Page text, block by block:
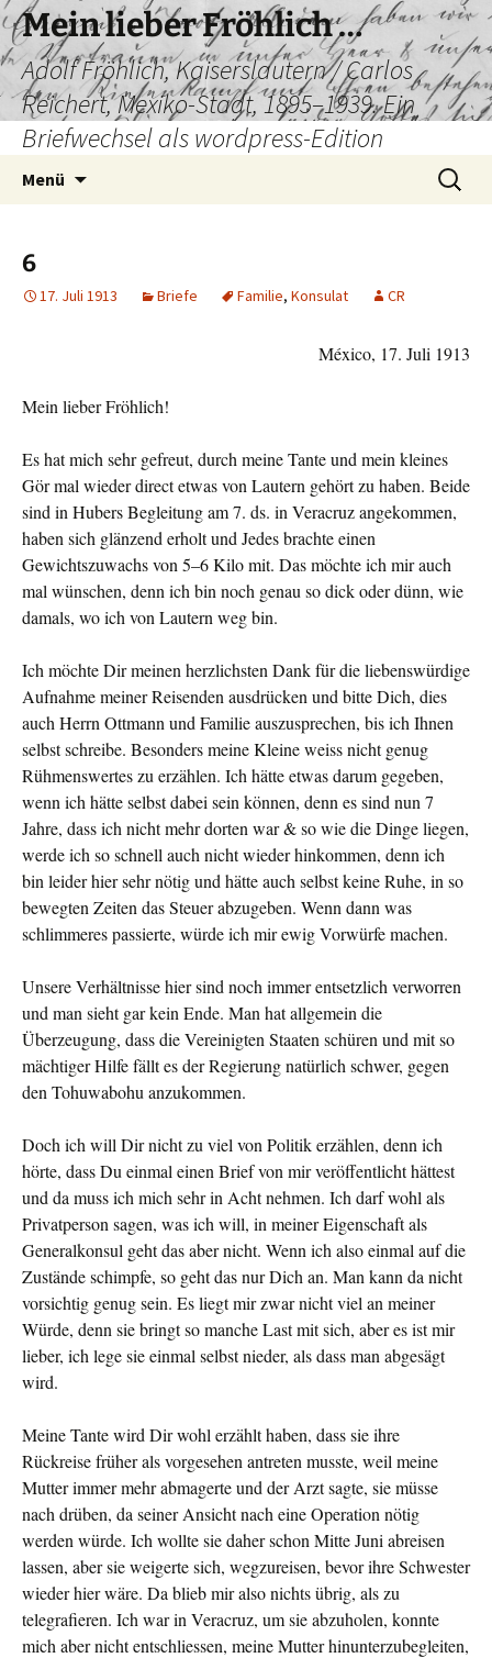
Mein lieber Fröhlich …
Adolf Fröhlich, Kaiserslautern / Carlos
Reichert, Mexiko-Stadt, 1895–1939. Ein
Briefwechsel als wordpress-Edition
Menü
Suchen
nach:
6
17. Juli 1913 Briefe Familie, Konsulat CR
México, 17. Juli 1913
Mein lieber Fröhlich!
Es hat mich sehr gefreut, durch meine Tante und mein kleines
Gör mal wieder direct etwas von Lautern gehört zu haben. Beide
sind in Hubers Begleitung am 7. ds. in Veracruz ange­kommen,
haben sich glänzend erholt und Jedes brachte einen
Gewichtszuwachs von 5–6 Kilo mit. Das möchte ich mir auch
mal wünschen, denn ich bin noch genau so dick oder dünn, wie
damals, wo ich von Lautern weg bin.
Ich möchte Dir meinen herzlichsten Dank für die liebenswürdige
Aufnahme meiner Reisenden ausdrücken und bitte Dich, dies
auch Herrn Ottmann und Familie auszusprechen, bis ich Ihnen
selbst schreibe. Besonders meine Kleine weiss nicht genug
Rühmenswertes zu erzählen. Ich hätte etwas darum gegeben,
wenn ich hätte selbst dabei sein können, denn es sind nun 7
Jahre, dass ich nicht mehr dorten war & so wie die Dinge liegen,
werde ich so schnell auch nicht wieder hinkommen, denn ich
bin leider hier sehr nötig und hätte auch selbst keine Ruhe, in so
bewegten Zeiten das Steuer abzugeben. Wenn dann was
schlimmeres passierte, würde ich mir ewig Vorwürfe machen.
Unsere Verhältnisse hier sind noch immer entsetzlich verworren
und man sieht gar kein Ende. Man hat allgemein die
Überzeugung, dass die Vereinigten Staaten schüren und mit so
mächtiger Hilfe fällt es der Regierung natürlich schwer, gegen
den Tohuwabohu anzukommen.
Doch ich will Dir nicht zu viel von Politik erzählen, denn ich
hörte, dass Du einmal einen Brief von mir veröffentlicht hättest
und da muss ich mich sehr in Acht nehmen. Ich darf wohl als
Privatperson sagen, was ich will, in meiner Eigenschaft als
Generalkonsul geht das aber nicht. Wenn ich also einmal auf die
Zustände schimpfe, so geht das nur Dich an. Man kann da nicht
vorsichtig genug sein. Es liegt mir zwar nicht viel an meiner
Würde, denn sie bringt so manche Last mit sich, aber es ist mir
lieber, ich lege sie einmal selbst nieder, als dass man abgesägt
wird.
Meine Tante wird Dir wohl erzählt haben, dass sie ihre
Rückreise früher als vorgesehen antreten musste, weil meine
Mutter immer mehr abmagerte und der Arzt sagte, sie müsse
nach drüben, da seiner Ansicht nach eine Operation nötig
werden würde. Ich wollte sie daher schon Mitte Juni abreisen
lassen, aber sie weigerte sich, wegzureisen, bevor ihre Schwester
wieder hier wäre. Da blieb mir also nichts übrig, als zu
telegrafieren. Ich war in Veracruz, um sie abzuholen, konnte
mich aber nicht entschliessen, meine Mutter hinunterzubegleiten,